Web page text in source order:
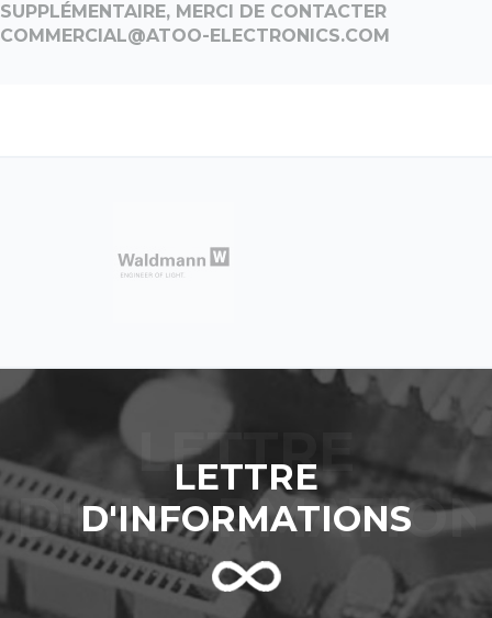
SUPPLÉMENTAIRE, MERCI DE CONTACTER
COMMERCIAL@ATOO-ELECTRONICS.COM
LETTRE
D'INFORMATIONS